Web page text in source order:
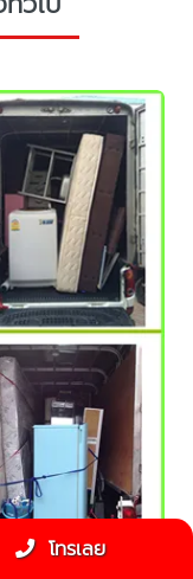
โทรเลย